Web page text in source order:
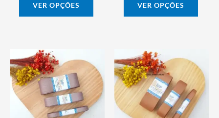
VER OPÇÕES
do
VER OPÇÕES
do
De
Preço:
R$ 4,73
Através
R$ 9,98
produto
tem
várias
variantes.
De
Preço:
R$ 4,73
Através
R$ 9,98
tem